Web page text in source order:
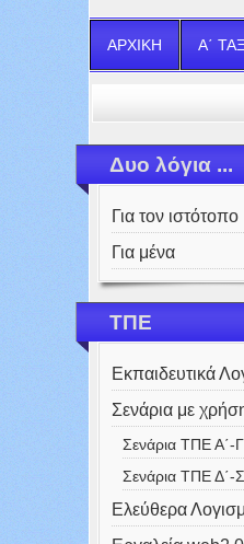
ΑΡΧΙΚΗ Α΄
Δυο λόγια ...
Για τον ιστότοπο
Για μένα
ΤΠΕ
Εκπαιδευτικά
Σενάρια με
Σενάρια ΤΠΕ Α΄-
Σενάρια ΤΠΕ Δ΄-
Ελεύθερα